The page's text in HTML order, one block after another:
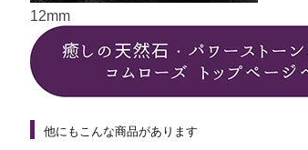
12mm
他にもこんな商品があります